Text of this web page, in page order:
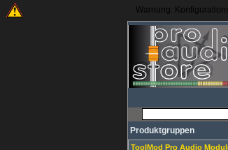
Warnung:
Produktgruppen
ToolMod Pro Audio